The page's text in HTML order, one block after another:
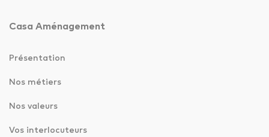
Casa Aménagement
Présentation
Nos métiers
Nos valeurs
Vos interlocuteurs